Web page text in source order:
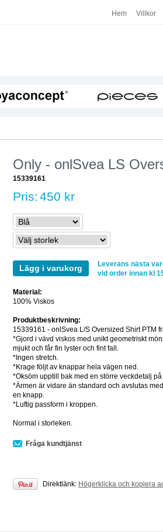
Hem Villkor
Only - onlSvea LS
15339161
Pris: 450 kr
Lägg i varukorg
Leverans nästa
vid order innan kl
Material:
100% Viskos
Produktbeskrivning:
15339161 - onlSvea L/S Oversized Shirt PTM
*Gjord i vävd viskos med unikt geometriskt
mjukt och får fin lyster och fint fall.
*Ingen stretch.
*Krage följt av knappar hela vägen ned.
*Oksöm upptill bak med en större veckdetalj på
*Ärmen är vidare än standard och avslutas
en knapp.
*Luftig passform i kroppen.
Normal i storleken.
Fråga kundtjänst
Direktlänk: Högerklicka och kopiera